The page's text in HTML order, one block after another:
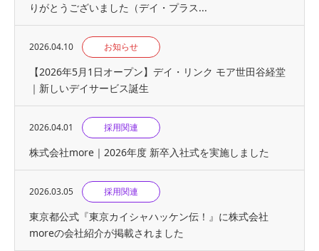
りがとうございました（デイ・プラス...
2026.04.10 お知らせ
【2026年5月1日オープン】デイ・リンク モア世田谷経堂
｜新しいデイサービス誕生
2026.04.01 採用関連
株式会社more｜2026年度 新卒入社式を実施しました
2026.03.05 採用関連
東京都公式『東京カイシャハッケン伝！』に株式会社
moreの会社紹介が掲載されました